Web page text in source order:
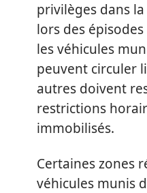
privilèges dans
lors des
les véhicules
peuvent circuler
autres doivent
restrictions
immobilisés.
Certaines zones
véhicules munis